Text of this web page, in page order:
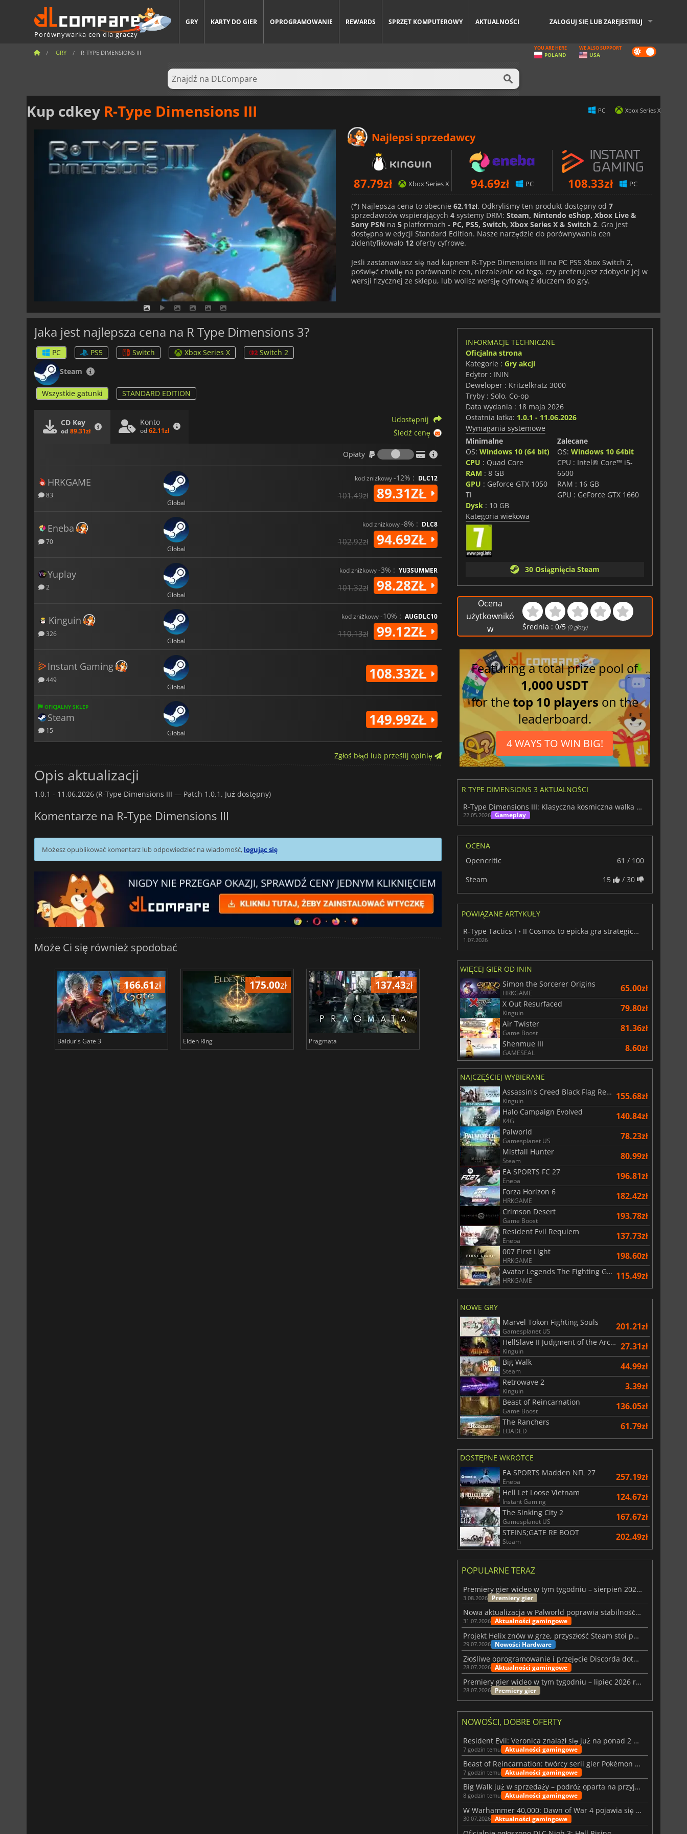
Porównywarka cen dla graczy
GRY KARTY DO GIER OPROGRAMOWANIE REWARDS SPRZĘT KOMPUTEROWY AKTUALNOŚCI ZALOGUJ SIĘ LUB ZAREJESTRUJ
GRY R-TYPE DIMENSIONS III Dark
mode
YOU ARE HERE
POLAND
WE ALSO SUPPORT
USA
Kup cdkey R-Type Dimensions III PC Xbox Series X
Najlepsi sprzedawcy
87.79zł Xbox Series X 94.69zł PC 108.33zł PC
(*) Najlepsza cena to obecnie 62.11zł. Odkryliśmy ten produkt dostępny od 7
sprzedawców wspierających 4 systemy DRM: Steam, Nintendo eShop, Xbox Live &
Sony PSN na 5 platformach - PC, PS5, Switch, Xbox Series X & Switch 2. Gra jest
dostępna w edycji Standard Edition. Nasze narzędzie do porównywania cen
zidentyfikowało 12 oferty cyfrowe.
Jeśli zastanawiasz się nad kupnem R-Type Dimensions III na PC PS5 Xbox Switch 2,
poświęć chwilę na porównanie cen, niezależnie od tego, czy preferujesz zdobycie jej w
wersji fizycznej ze sklepu, lub wolisz wersję cyfrową z kluczem do gry.
Jaka jest najlepsza cena na R Type Dimensions 3?
PC PS5 Switch Xbox Series X
Switch 2
Steam
Wszystkie gatunki STANDARD EDITION
CD Key
od 89.31zł
Konto
od62.11zł
Udostępnij
Śledź cenę
Opłaty
Opłaty
HRKGAME
83
Global
kod zniżkowy-12% : DLC12
101.49zł 89.31ZŁ
Eneba
70
Global
kod zniżkowy-8% : DLC8
102.92zł 94.69ZŁ
Yuplay
2
Global
kod zniżkowy-3% : YU3SUMMER
101.32zł 98.28ZŁ
Kinguin
326
Global
kod zniżkowy-10% : AUGDLC10
110.13zł 99.12ZŁ
Instant Gaming
449
Global
108.33ZŁ
OFICJALNY SKLEP
Steam
15 Global
149.99ZŁ
Zgłoś błąd lub prześlij opinię
Opis aktualizacji
1.0.1 - 11.06.2026 (R-Type Dimensions III — Patch 1.0.1. Już dostępny)
Komentarze na R-Type Dimensions III
Możesz opublikować komentarz lub odpowiedzieć na wiadomość, logując się
Może Ci się również spodobać
166.61zł
Baldur's Gate 3
175.00zł
Elden Ring
137.43zł
Pragmata
29.06zł
Total War WARHAMMER 3
66.66
Lies Of P
INFORMACJE TECHNICZNE
Oficjalna strona
Kategorie : Gry akcji
Edytor : ININ
Deweloper : Kritzelkratz 3000
Tryby : Solo, Co-op
Data wydania : 18 maja 2026
Ostatnia łatka: 1.0.1 - 11.06.2026
Wymagania systemowe
Minimalne
OS: Windows 10 (64 bit)
CPU : Quad Core
RAM : 8 GB
GPU : Geforce GTX 1050
Ti
Dysk: 10 GB
Zalecane
OS:Windows 10 64bit
CPU : Intel® Core™ i5-
6500
RAM : 16 GB
GPU : GeForce GTX 1660
Kategoria wiekowa
30 Osiągnięcia Steam
Ocena
użytkownikó
w
Średnia :0/5 (0 głosy)
Featuring a total prize pool of
1,000 USDT
for thetop 10 players on the
leaderboard.
4 WAYS TO WIN BIG!
R TYPE DIMENSIONS 3 AKTUALNOŚCI
R-Type Dimensions III: Klasyczna kosmiczna walka powraca
22.05.2026 Gameplay
OCENA
Opencritic
61 / 100
Steam
15 / 30
POWIĄZANE ARTYKUŁY
R-Type Tactics I • II Cosmos to epicka gra strategiczna osadzona w kosmosie
1.07.2026
WIĘCEJ GIER OD ININ
Simon the Sorcerer Origins
HRKGAME 65.00zł
X Out Resurfaced
Kinguin 79.80zł
Air Twister
Game Boost 81.36zł
Shenmue III
GAMESEAL 8.60zł
NAJCZĘŚCIEJ WYBIERANE
Assassin's Creed Black Flag Resynced
Kinguin 155.68zł
Halo Campaign Evolved
K4G 140.84zł
Palworld
Gamesplanet US 78.23zł
Mistfall Hunter
Steam 80.99zł
EA SPORTS FC 27
Eneba 196.81zł
Forza Horizon 6
HRKGAME 182.42zł
Crimson Desert
Game Boost 193.78zł
Resident Evil Requiem
Eneba 137.73zł
007 First Light
HRKGAME 198.60zł
Avatar Legends The Fighting Game
HRKGAME 115.49zł
NOWE GRY
Marvel Tokon Fighting Souls
Gamesplanet US 201.21zł
HellSlave II Judgment of the Archon
Kinguin 27.31zł
Big Walk
Steam 44.99zł
Retrowave 2
Kinguin 3.39zł
Beast of Reincarnation
Game Boost 136.05zł
The Ranchers
LOADED 61.79zł
DOSTĘPNE WKRÓTCE
EA SPORTS Madden NFL 27
Eneba 257.19zł
Hell Let Loose Vietnam
Instant Gaming 124.67zł
The Sinking City 2
Gamesplanet US 167.67zł
STEINS;GATE RE BOOT
Steam 202.49zł
POPULARNE TERAZ
Premiery gier wideo w tym tygodniu – sierpień 2026 r. (32. tydzień)
3.08.2026 Premiery gier
Nowa aktualizacja w Palworld poprawia stabilność Sunreach i walk z bossami
31.07.2026 Aktualności gamingowe
Projekt Helix znów w grze, przyszłość Steam stoi pod znakiem zapytania
29.07.2026 Nowości Hardware
Złośliwe oprogramowanie i przejęcie Discorda dotknęły Meccha Chameleon
28.07.2026 Aktualności gamingowe
Premiery gier wideo w tym tygodniu – lipiec 2026 r. (tydzień 31)
28.07.2026 Premiery gier
NOWOŚCI, DOBRE OFERTY
Resident Evil: Veronica znalazł się już na ponad 2 milionach list życzeń
7 godzin temu Aktualności gamingowe
Beast of Reincarnation: twórcy serii gier Pokémon wkraczają na nową ścieżkę
7 godzin temu Aktualności gamingowe
Big Walk już w sprzedaży – podróż oparta na przyjaźni
8 godzin temu Aktualności gamingowe
W Warhammer 40,000: Dawn of War 4 pojawia się frakcja Nekronów
30.07.2026 Aktualności gamingowe